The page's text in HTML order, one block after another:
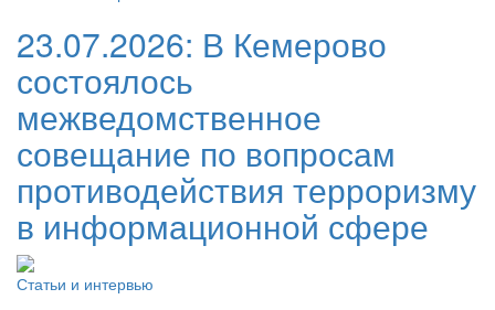
23.07.2026: В Кемерово
состоялось
межведомственное
совещание по вопросам
противодействия терроризму
в информационной сфере
Статьи и интервью